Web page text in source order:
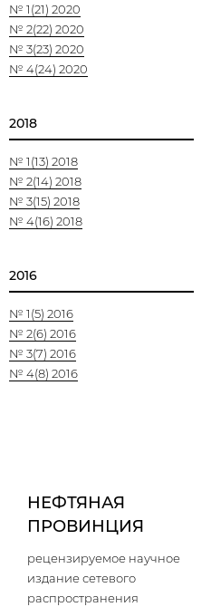
№ 1(21) 2020
№ 2(22) 2020
№ 3(23) 2020
№ 4(24) 2020
2018
№ 1(13) 2018
№ 2(14) 2018
№ 3(15) 2018
№ 4(16) 2018
2016
№ 1(5) 2016
№ 2(6) 2016
№ 3(7) 2016
№ 4(8) 2016
НЕФТЯНАЯ
ПРОВИНЦИЯ
рецензируемое научное
издание сетевого
распространения